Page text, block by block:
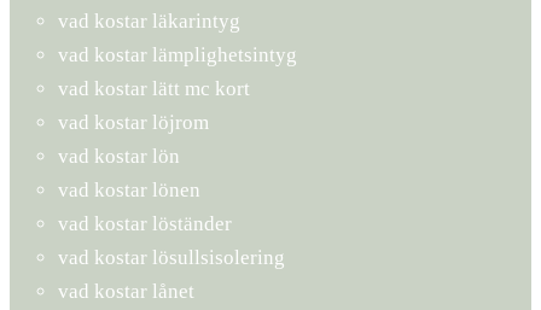
vad kostar läkarintyg
vad kostar lämplighetsintyg
vad kostar lätt mc kort
vad kostar löjrom
vad kostar lön
vad kostar lönen
vad kostar löständer
vad kostar lösullsisolering
vad kostar lånet